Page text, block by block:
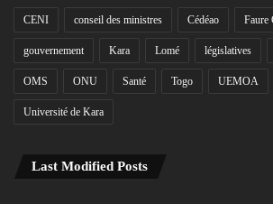
CENI conseil des ministres Cédéao Faure
gouvernement Kara Lomé législatives
OMS ONU Santé Togo UEMOA
Université de Kara
Last Modified Posts